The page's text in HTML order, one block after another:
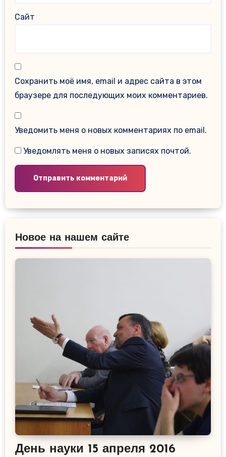
Сайт
Сохранить моё имя, email и адрес сайта в этом
браузере для последующих моих комментариев.
Уведомить меня о новых комментариях по email.
Уведомлять меня о новых записях почтой.
Новое на нашем сайте
День науки 15 апреля 2016